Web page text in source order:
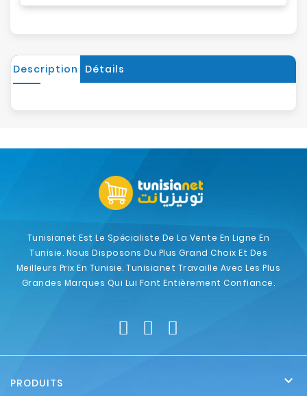
Description Détails
Tunisianet Est Le Spécialiste De La Vente En Ligne En
Tunisie. Nous Disposons Du Plus Grand Choix Et Des
Meilleurs Prix En Tunisie. Tunisianet Travaille Avec Les Plus
Grandes Marques Qui Lui Font Entièrement Confiance.
PRODUITS 